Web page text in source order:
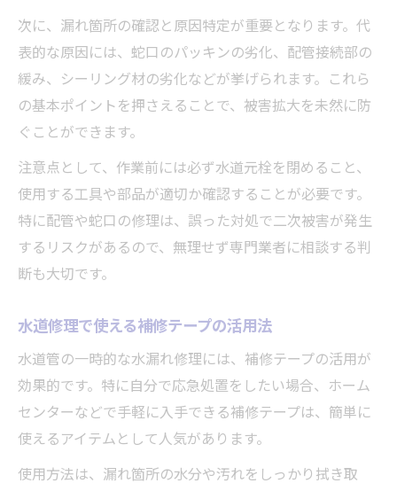
次に、漏れ箇所の確認と原因特定が重要となります。代
表的な原因には、蛇口のパッキンの劣化、配管接続部の
緩み、シーリング材の劣化などが挙げられます。これら
の基本ポイントを押さえることで、被害拡大を未然に防
ぐことができます。
注意点として、作業前には必ず水道元栓を閉めること、
使用する工具や部品が適切か確認することが必要です。
特に配管や蛇口の修理は、誤った対処で二次被害が発生
するリスクがあるので、無理せず専門業者に相談する判
断も大切です。
水道修理で使える補修テープの活用法
水道管の一時的な水漏れ修理には、補修テープの活用が
効果的です。特に自分で応急処置をしたい場合、ホーム
センターなどで手軽に入手できる補修テープは、簡単に
使えるアイテムとして人気があります。
使用方法は、漏れ箇所の水分や汚れをしっかり拭き取